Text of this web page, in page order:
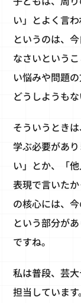
い」とよく言
というのは、
なさいという
い悩みや問題
どうしようも
そういうとき
学ぶ必要があ
い」とか、「
表現で言いた
の核心には、
という部分が
ですね。
私は普段、芸
担当していま